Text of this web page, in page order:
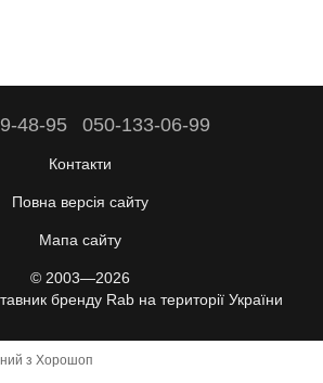
48-95 050-133-06-99
Контакти
Повна версія сайту
Мапа сайту
© 2003—2026
бренду Rab на території України
з Хорошоп